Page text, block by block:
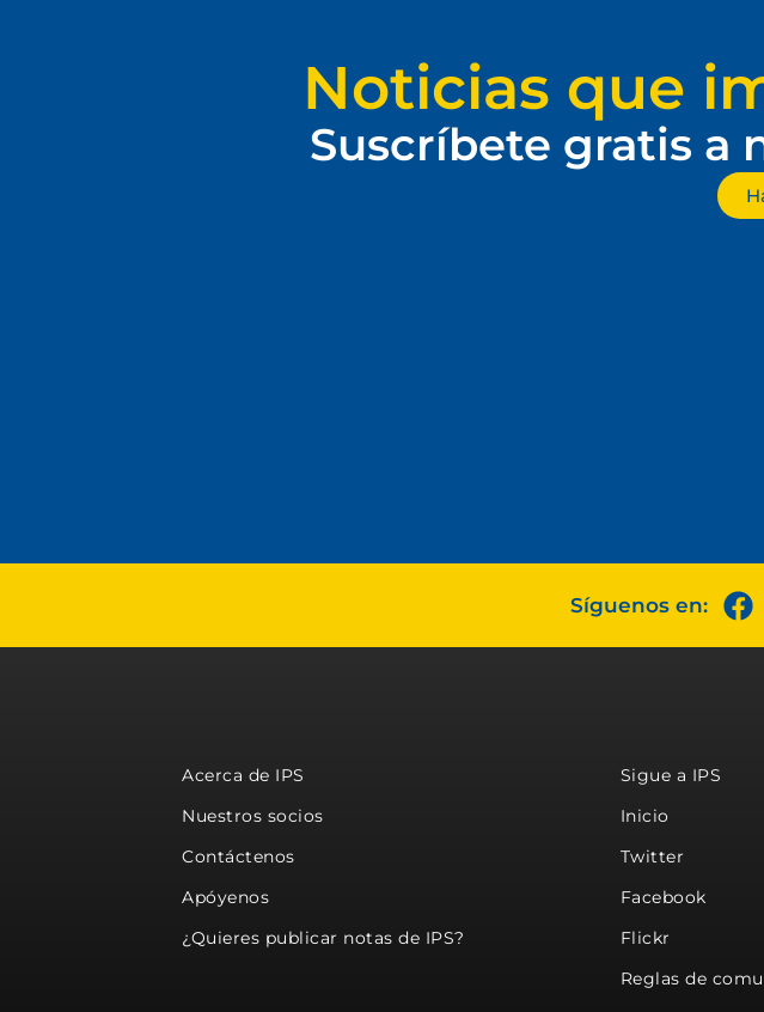
Noticias que
Suscríbete gratis a
Síguenos en:
Acerca de IPS
Nuestros socios
Contáctenos
Apóyenos
¿Quieres publicar notas de IPS?
Sigue a IPS
Inicio
Twitter
Facebook
Flickr
Reglas de